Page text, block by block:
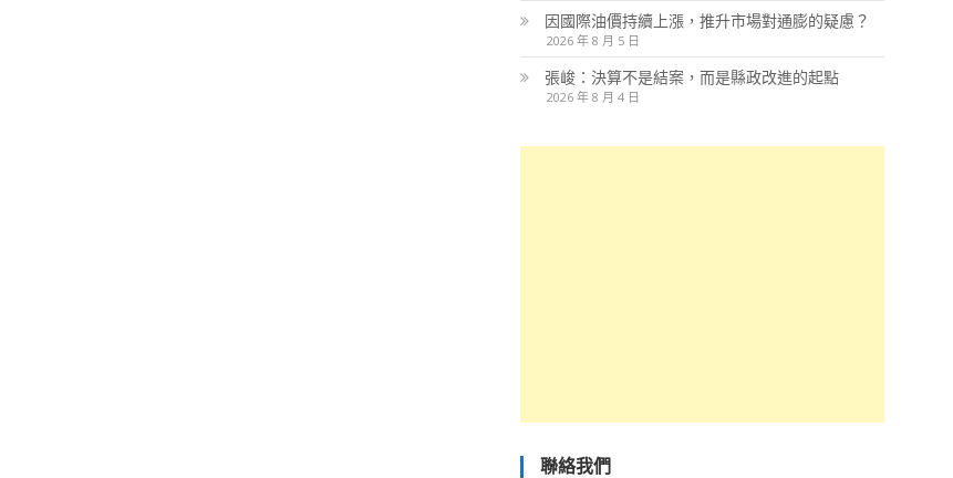
因國際油價持續上漲，推升市場對通膨的疑慮？
2026 年 8 月 5 日
張峻：決算不是結案，而是縣政改進的起點
2026 年 8 月 4 日
聯絡我們